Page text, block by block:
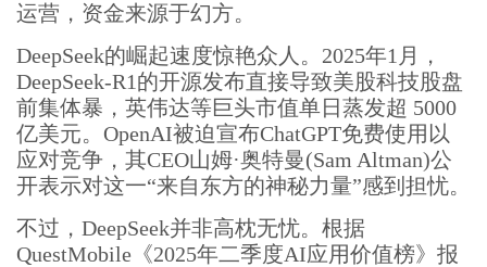
运营，资金来源于幻方。
DeepSeek的崛起速度惊艳众人。2025年1月，
DeepSeek-R1的开源发布直接导致美股科技股盘
前集体暴，英伟达等巨头市值单日蒸发超 5000
亿美元。OpenAI被迫宣布ChatGPT免费使用以
应对竞争，其CEO山姆·奥特曼(Sam Altman)公
开表示对这一“来自东方的神秘力量”感到担忧。
不过，DeepSeek并非高枕无忧。根据
QuestMobile《2025年二季度AI应用价值榜》报